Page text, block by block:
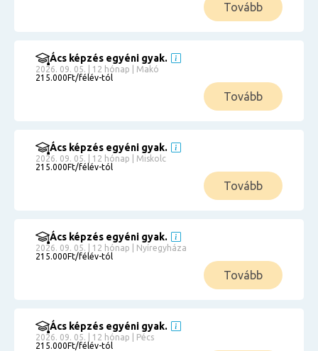
Tovább
Ács képzés egyéni gyak.
2026. 09. 05. | 12 hónap | Makó
215.000Ft/félév-tól
Tovább
Ács képzés egyéni gyak.
2026. 09. 05. | 12 hónap | Miskolc
215.000Ft/félév-tól
Tovább
Ács képzés egyéni gyak.
2026. 09. 05. | 12 hónap | Nyíregyháza
215.000Ft/félév-tól
Tovább
Ács képzés egyéni gyak.
2026. 09. 05. | 12 hónap | Pécs
215.000Ft/félév-tól